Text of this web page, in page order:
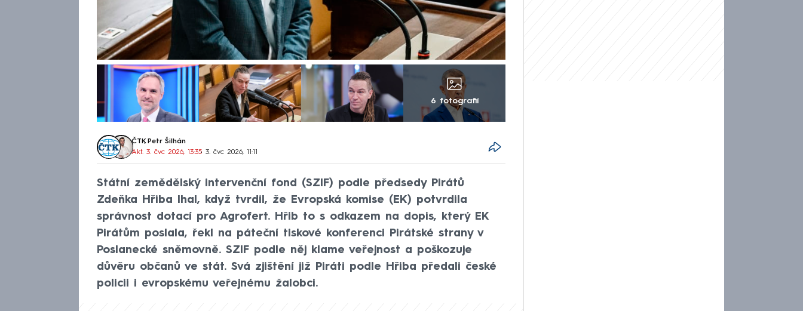
6 fotografií
ČTK, Petr Šilhán
Akt. 3. čvc 2026, 13:35• 3. čvc 2026, 11:11
Státní zemědělský intervenční fond (SZIF) podle předsedy Pirátů
Zdeňka Hřiba lhal, když tvrdil, že Evropská komise (EK) potvrdila
správnost dotací pro Agrofert. Hřib to s odkazem na dopis, který EK
Pirátům poslala, řekl na páteční tiskové konferenci Pirátské strany v
Poslanecké sněmovně. SZIF podle něj klame veřejnost a poškozuje
důvěru občanů ve stát. Svá zjištění již Piráti podle Hřiba předali české
policii i evropskému veřejnému žalobci.